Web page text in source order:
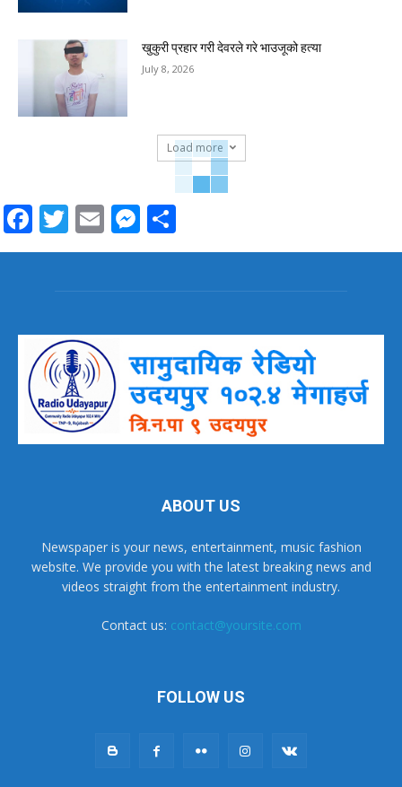
खुकुरी प्रहार गरी देवरले गरे भाउजूको हत्या
July 8, 2026
Load more
Facebook
Twitter
EmailMessenger
ABOUT US
Newspaper is your news, entertainment, music fashion
website. We provide you with the latest breaking news and
videos straight from the entertainment industry.
Contact us: contact@yoursite.com
FOLLOW US